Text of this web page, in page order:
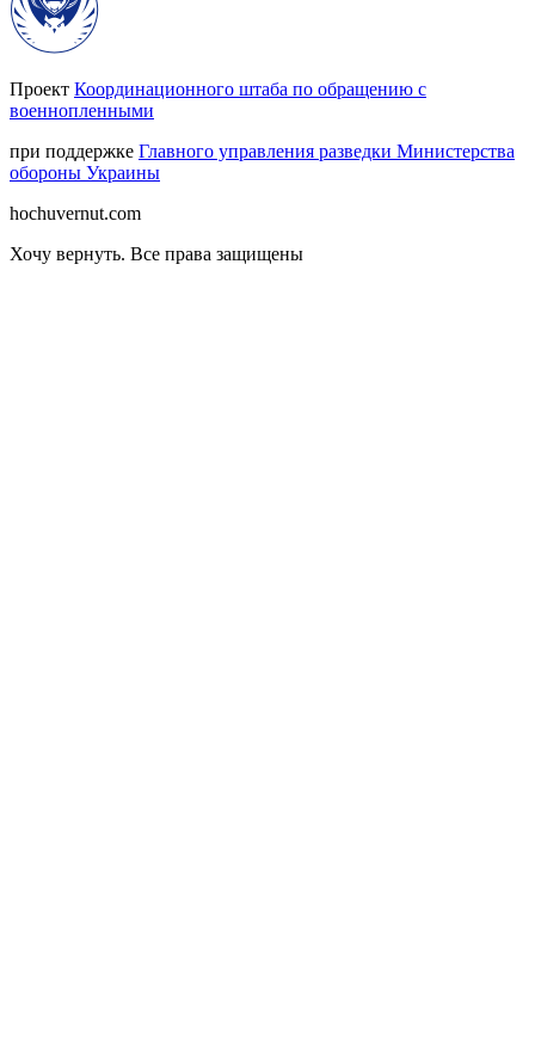
Проект Координационного штаба по обращению с
военнопленными
при поддержке Главного управления разведки Министерства
обороны Украины
hochuvernut.com
Хочу вернуть. Все права защищены